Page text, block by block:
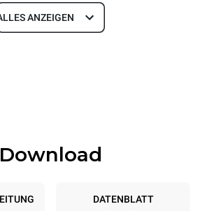
Maße
der behälter
GN 2/1
ANZEIGEN
Download
DATENBLATT